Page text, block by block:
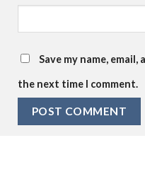
Save my name,
the next time I comment.